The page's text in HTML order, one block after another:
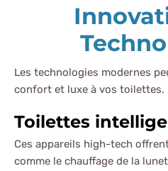
Les technologies modernes
confort et luxe à vos toilettes.
Toilettes
Ces appareils high-tech
comme le chauffage de la